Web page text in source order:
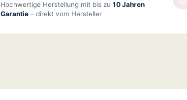
Hochwertige Herstellung mit bis zu 10 Jahren
Garantie – direkt vom Hersteller